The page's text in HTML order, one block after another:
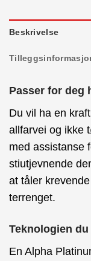
Beskrivelse
Passer for deg
Du vil ha en
allfarvei og ikke
med assistanse
stiutjevnende
at tåler
terrenget.
Teknologien du
En Alpha